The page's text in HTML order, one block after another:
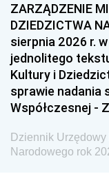
ZARZĄDZENIE
DZIEDZICTWA
sierpnia 2026 r.
jednolitego
Kultury i
sprawie nadania
Współczesnej -
Dziennik
Narodowego rok